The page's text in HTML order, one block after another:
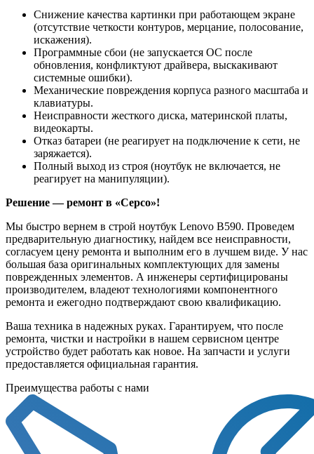
Снижение качества картинки при работающем экране
(отсутствие четкости контуров, мерцание, полосование,
искажения).
Программные сбои (не запускается ОС после
обновления, конфликтуют драйвера, выскакивают
системные ошибки).
Механические повреждения корпуса разного масштаба и
клавиатуры.
Неисправности жесткого диска, материнской платы,
видеокарты.
Отказ батареи (не реагирует на подключение к сети, не
заряжается).
Полный выход из строя (ноутбук не включается, не
реагирует на манипуляции).
Решение — ремонт в «Серсо»!
Мы быстро вернем в строй ноутбук Lenovo B590. Проведем
предварительную диагностику, найдем все неисправности,
согласуем цену ремонта и выполним его в лучшем виде. У нас
большая база оригинальных комплектующих для замены
поврежденных элементов. А инженеры сертифицированы
производителем, владеют технологиями компонентного
ремонта и ежегодно подтверждают свою квалификацию.
Ваша техника в надежных руках. Гарантируем, что после
ремонта, чистки и настройки в нашем сервисном центре
устройство будет работать как новое. На запчасти и услуги
предоставляется официальная гарантия.
Преимущества работы с нами